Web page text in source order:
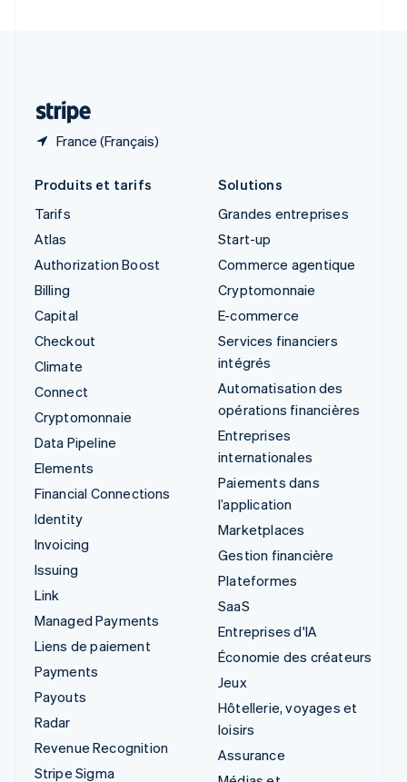
France (Français)
Produits et tarifs
Tarifs
Atlas
Authorization Boost
Billing
Capital
Checkout
Climate
Connect
Cryptomonnaie
Data Pipeline
Elements
Financial Connections
Identity
Invoicing
Issuing
Link
Managed Payments
Liens de paiement
Payments
Payouts
Radar
Revenue Recognition
Stripe Sigma
Solutions
Grandes entreprises
Start-up
Commerce agentique
Cryptomonnaie
E-commerce
Services financiers
intégrés
Automatisation des
opérations financières
Entreprises
internationales
Paiements dans
l’application
Marketplaces
Gestion financière
Plateformes
SaaS
Entreprises d'IA
Économie des créateurs
Jeux
Hôtellerie, voyages et
loisirs
Assurance